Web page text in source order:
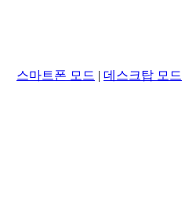
스마트폰 모드 | 데스크탑 모드